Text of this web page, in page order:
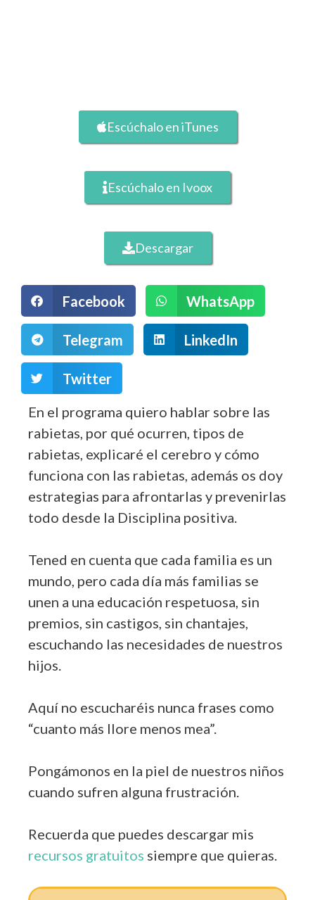
Escúchalo en iTunes
Escúchalo en Ivoox
Descargar
Facebook WhatsApp
Telegram LinkedIn
Twitter
En el programa quiero hablar sobre las
rabietas, por qué ocurren, tipos de
rabietas, explicaré el cerebro y cómo
funciona con las rabietas, además os doy
estrategias para afrontarlas y prevenirlas
todo desde la Disciplina positiva.
Tened en cuenta que cada familia es un
mundo, pero cada día más familias se
unen a una educación respetuosa, sin
premios, sin castigos, sin chantajes,
escuchando las necesidades de nuestros
hijos.
Aquí no escucharéis nunca frases como
“cuanto más llore menos mea”.
Pongámonos en la piel de nuestros niños
cuando sufren alguna frustración.
Recuerda que puedes descargar mis
recursos gratuitos siempre que quieras.